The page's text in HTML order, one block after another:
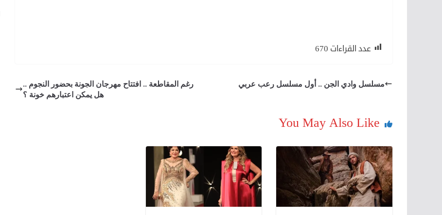
عدد القراءات 670
مسلسل وادي الجن .. أول مسلسل رعب عربي
رغم المقاطعة .. افتتاح مهرجان الجونة بحضور النجوم ..
هل يمكن اعتبارهم خونة ؟
You May Also Like